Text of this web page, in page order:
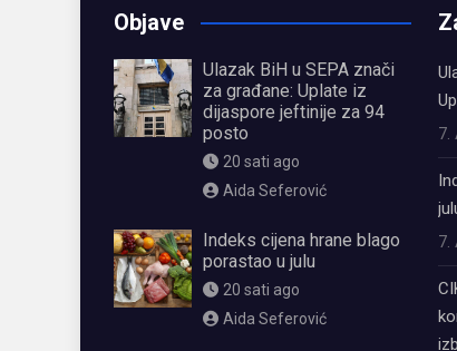
Objave
Ulazak BiH u SEPA znači
za građane: Uplate iz
dijaspore jeftinije za 94
posto
20 sati ago
Aida Seferović
Indeks cijena hrane blago
porastao u julu
20 sati ago
Aida Seferović
7.
7.